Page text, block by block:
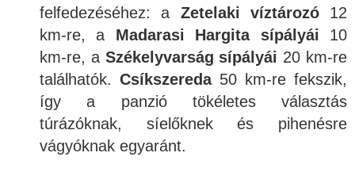
felfedezéséhez: a Zetelaki víztározó12
km-re, a Madarasi Hargita sípályái 10
km-re, a Székelyvarság sípályái 20 km-re
találhatók. Csíkszereda50 km-re fekszik,
így a panzió tökéletes választás
túrázóknak, síelőknek és pihenésre
vágyóknak egyaránt.